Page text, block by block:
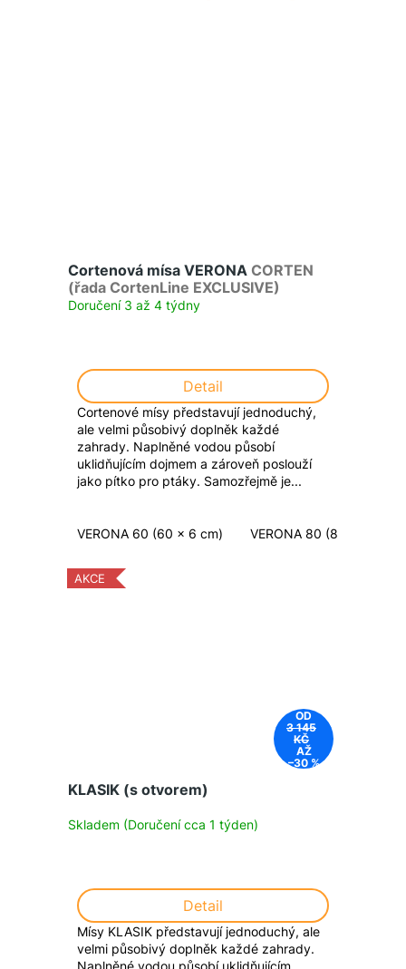
Cortenová mísa VERONA CORTEN
(řada CortenLine EXCLUSIVE)
Doručení 3 až 4 týdny
Detail
Cortenové mísy představují jednoduchý,
ale velmi působivý doplněk každé
zahrady. Naplněné vodou působí
uklidňujícím dojmem a zároveň poslouží
jako pítko pro ptáky. Samozřejmě je...
VERONA 60 (60 x 6 cm) VERONA 80 (80 x 8 cm)
AKCE
OD
3 145
KČ
AŽ
–30 %
KLASIK (s otvorem)
Skladem (Doručení cca 1 týden)
Detail
Mísy KLASIK představují jednoduchý, ale
velmi působivý doplněk každé zahrady.
Naplněné vodou působí uklidňujícím